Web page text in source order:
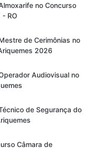
no Concurso
- RO
de Cerimônias no
2026
Audiovisual no
de Segurança do
Câmara de